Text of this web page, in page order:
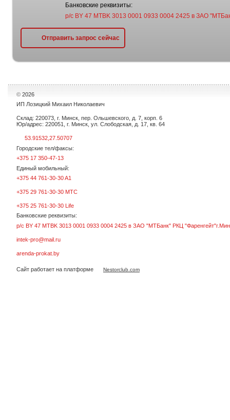
Банковские реквизиты:
р/с BY 47 MTBK 3013 0001 0933 0004 2425 в ЗАО
Отправить запрос сейчас
© 2026
ИП Лозицкий Михаил Николаевич
Склад: 220073, г. Минск, пер. Ольшевского, д. 7, корп. 6
Юр/адрес: 220051, г. Минск, ул. Слободская, д. 17, кв. 64
53.91532,27.50707
Городские тел/факсы:
+375 17 350-47-13
Единый мобильный:
+375 44 761-30-30 A1
+375 29 761-30-30 МТС
+375 25 761-30-30 Life
Банковские реквизиты:
р/с BY 47 MTBK 3013 0001 0933 0004 2425 в ЗАО "МТБанк" РКЦ
intek-pro@mail.ru
arenda-prokat.by
Сайт работает на платформе Nestorclub.com